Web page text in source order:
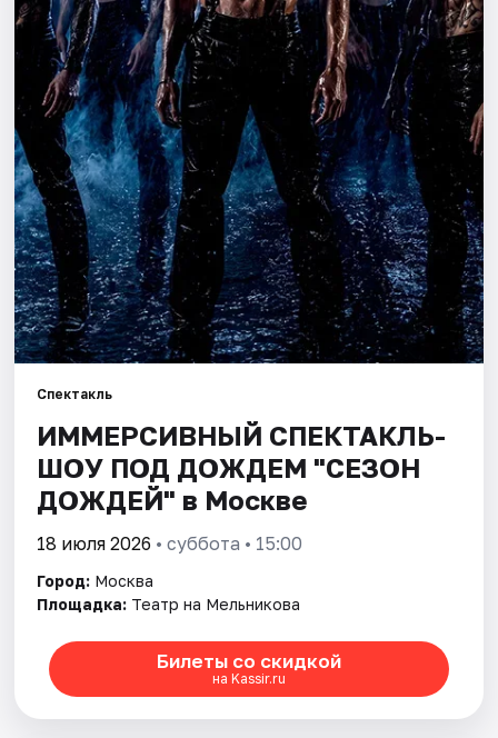
Города
Площадки
Артисты
Рейтинги
Спектакль
ИММЕРСИВНЫЙ СПЕКТАКЛЬ-
ШОУ ПОД ДОЖДЕМ "СЕЗОН
ДОЖДЕЙ" в Москве
18 июля 2026 • суббота • 15:00
Город: Москва
Площадка: Театр на Мельникова
Билеты со скидкой
на Kassir.ru